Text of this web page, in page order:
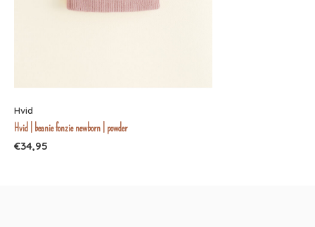
Hvid
Hvid | beanie fonzie newborn | powder
€34,95